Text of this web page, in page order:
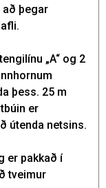
þegar
„A“ og 2
þess. 25 m
er
útenda netsins.
er pakkað í
tveimur